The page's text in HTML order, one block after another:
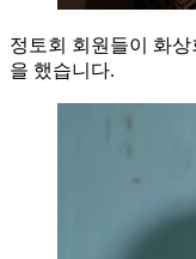
정토회 회원들이 화
을 했습니다.